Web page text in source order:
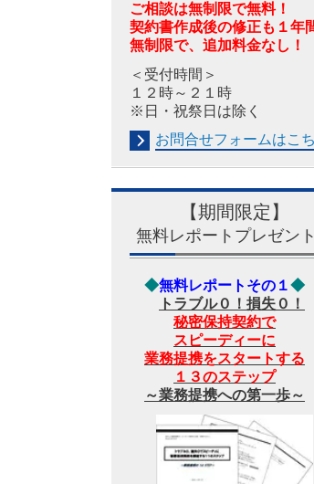
ご相談は無制限で無料！
契約書作成後の修正も１年
無制限で、追加料金なし！
＜受付時間＞
１２時～２１時
※日・祝祭日は除く
お問合せフォームはこ
【期間限定】
無料レポートプレゼント
◆無料レポートその１◆
トラブル０！損失０！
秘密保持契約で
スピーディーに
業務提携をスタートする
１３のステップ
～業務提携への第一歩～